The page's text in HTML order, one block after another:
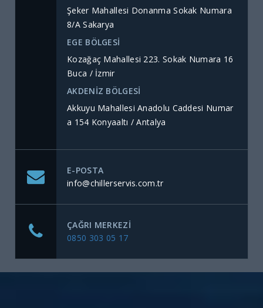
Şeker Mahallesi Donanma Sokak Numara
8/A Sakarya
EGE BÖLGESİ
Kozağaç Mahallesi 223. Sokak Numara 16
Buca / İzmir
AKDENİZ BÖLGESİ
Akkuyu Mahallesi Anadolu Caddesi Numar
a 154 Konyaaltı / Antalya
E-POSTA
info@chillerservis.com.tr
ÇAĞRI MERKEZI
0850 303 05 17